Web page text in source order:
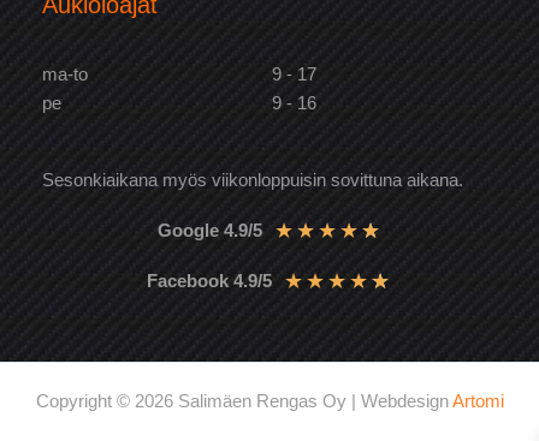
ma-to
9 - 17
pe
9 - 16
Sesonkiaikana myös viikonloppuisin sovittuna aikana.
Google 4.9/5 ★ ★ ★ ★ ★
Facebook 4.9/5 ★ ★★ ★ ★
Copyright © 2026 Salimäen Rengas Oy | WebdesignArtomi